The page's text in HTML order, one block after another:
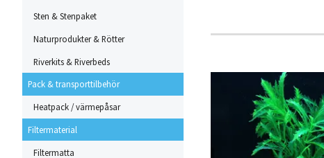
Sten & Stenpaket
Naturprodukter & Rötter
Riverkits & Riverbeds
Pack & transporttilbehör
Heatpack / värmepåsar
Filtermaterial
Filtermatta